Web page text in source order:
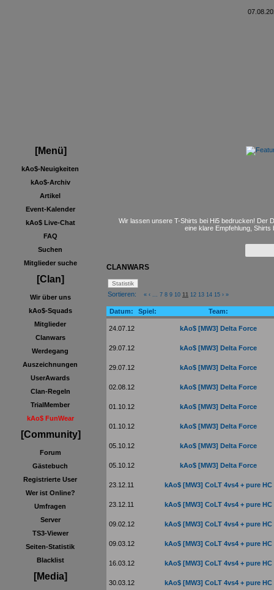
[Menü]
kAo$-Neuigkeiten
kAo$-Archiv
Artikel
Event-Kalender
kAo$ Live-Chat
FAQ
Suchen
Mitglieder suche
[Clan]
Wir über uns
kAo$-Squads
Mitglieder
Clanwars
Werdegang
Auszeichnungen
UserAwards
Clan-Regeln
TrialMember
kAo$ FunWear
[Community]
Forum
Gästebuch
Registrierte User
Wer ist Online?
Umfragen
Server
TS3-Viewer
Seiten-Statistik
Blacklist
[Media]
Wir lassen unsere T-Shirts bei Hi5 bedrucken! Der
eine klare Empfehlung,
CLANWARS
Sortieren: « ‹ 7 8 9 10 11 12 13 14 15 › »
Datum: Spiel: Team:
24.07.12 kAo$ [MW3] Delta Force
29.07.12 kAo$ [MW3] Delta Force
29.07.12 kAo$ [MW3] Delta Force
02.08.12 kAo$ [MW3] Delta Force
01.10.12 kAo$ [MW3] Delta Force
01.10.12 kAo$ [MW3] Delta Force
05.10.12 kAo$ [MW3] Delta Force
05.10.12 kAo$ [MW3] Delta Force
23.12.11 kAo$ [MW3] CoLT 4vs4 + pure HC
23.12.11 kAo$ [MW3] CoLT 4vs4 + pure HC
09.02.12 kAo$ [MW3] CoLT 4vs4 + pure HC
09.03.12 kAo$ [MW3] CoLT 4vs4 + pure HC
16.03.12 kAo$ [MW3] CoLT 4vs4 + pure HC
30.03.12 kAo$ [MW3] CoLT 4vs4 + pure HC